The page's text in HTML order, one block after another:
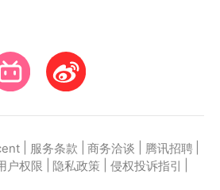
服务条款 商务洽谈 腾讯招聘
户权限 隐私政策 侵权投诉指引